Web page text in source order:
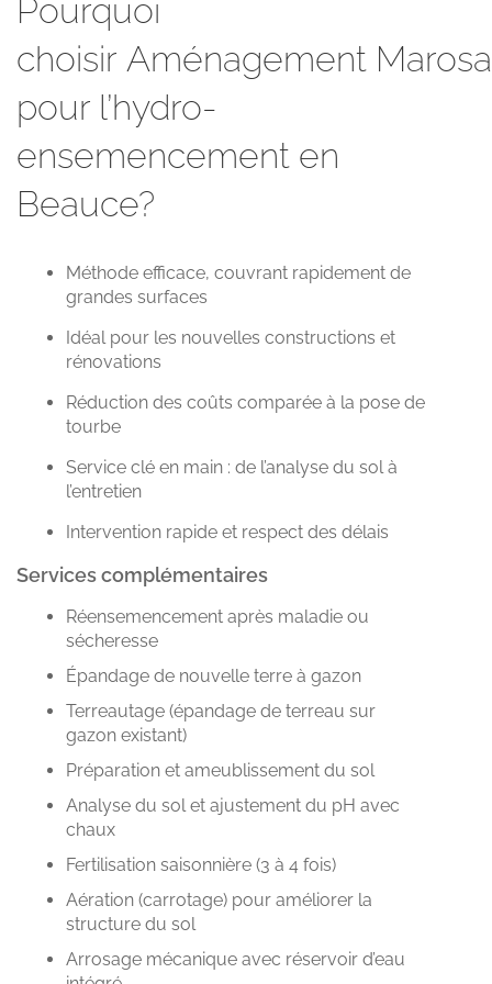
Pourquoi
choisir Aménagement Marosa
pour l’hydro-
ensemencement en
Beauce?
Méthode efficace, couvrant rapidement de
grandes surfaces
Idéal pour les nouvelles constructions et
rénovations
Réduction des coûts comparée à la pose de
tourbe
Service clé en main : de l’analyse du sol à
l’entretien
Intervention rapide et respect des délais
Services complémentaires
Réensemencement après maladie ou
sécheresse
Épandage de nouvelle terre à gazon
Terreautage (épandage de terreau sur
gazon existant)
Préparation et ameublissement du sol
Analyse du sol et ajustement du pH avec
chaux
Fertilisation saisonnière (3 à 4 fois)
Aération (carrotage) pour améliorer la
structure du sol
Arrosage mécanique avec réservoir d’eau